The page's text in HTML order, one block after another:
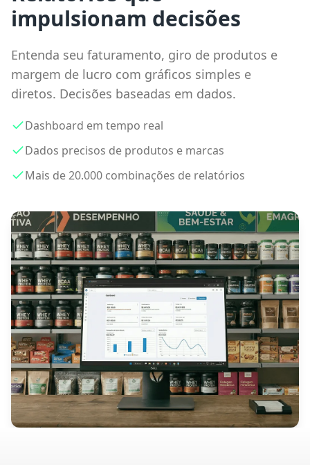
impulsionam decisões
Entenda seu faturamento, giro de produtos e
margem de lucro com gráficos simples e
diretos. Decisões baseadas em dados.
Dashboard em tempo real
Dados precisos de produtos e marcas
Mais de 20.000 combinações de relatórios